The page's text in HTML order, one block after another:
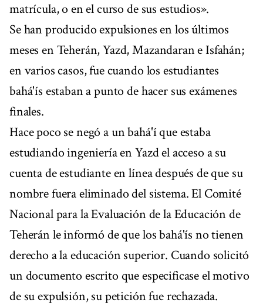
matrícula, o en el curso de sus estudios».
Se han producido expulsiones en los últimos
meses en Teherán, Yazd, Mazandaran e Isfahán;
en varios casos, fue cuando los estudiantes
bahá'ís estaban a punto de hacer sus exámenes
finales.
Hace poco se negó a un bahá'í que estaba
estudiando ingeniería en Yazd el acceso a su
cuenta de estudiante en línea después de que su
nombre fuera eliminado del sistema. El Comité
Nacional para la Evaluación de la Educación de
Teherán le informó de que los bahá'ís no tienen
derecho a la educación superior. Cuando solicitó
un documento escrito que especificase el motivo
de su expulsión, su petición fue rechazada.